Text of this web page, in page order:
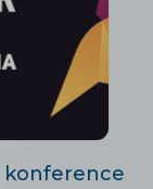
konference